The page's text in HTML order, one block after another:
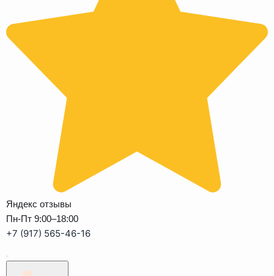
Яндекс отзывы
Пн-Пт 9:00–18:00
+7 (917) 565-46-16